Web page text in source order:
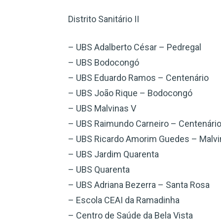
Distrito Sanitário II
– UBS Adalberto César – Pedregal
– UBS Bodocongó
– UBS Eduardo Ramos – Centenário
– UBS João Rique – Bodocongó
– UBS Malvinas V
– UBS Raimundo Carneiro – Centenário
– UBS Ricardo Amorim Guedes –
– UBS Jardim Quarenta
– UBS Quarenta
– UBS Adriana Bezerra – Santa Rosa
– Escola CEAI da Ramadinha
– Centro de Saúde da Bela Vista